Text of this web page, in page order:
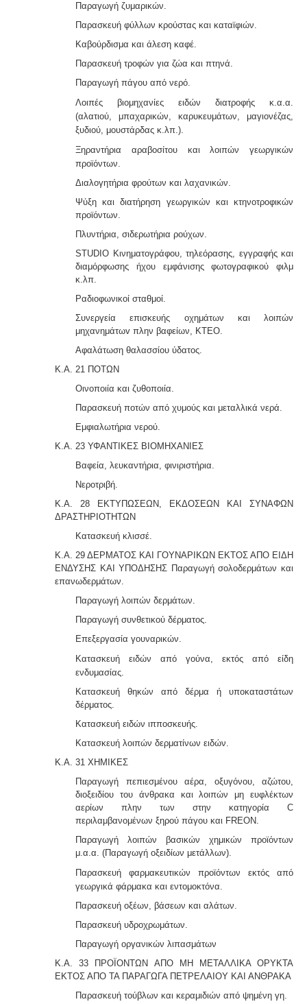
Παραγωγή ζυμαρικών.
Παρασκευή φύλλων κρούστας και καταϊφιών.
Καβούρδισμα και άλεση καφέ.
Παρασκευή τροφών για ζώα και πτηνά.
Παραγωγή πάγου από νερό.
Λοιπές βιομηχανίες ειδών διατροφής κ.α.α.
(αλατιού,
μπαχαρικών, καρυκευμάτων, μαγιονέζας,
ξυδιού, μουστάρδας κ.λπ.).
Ξηραντήρια αραβοσίτου και λοιπών γεωργικών
προϊόντων.
Διαλογητήρια φρούτων και λαχανικών.
Ψύξη και διατήρηση γεωργικών και κτηνοτροφικών
προϊόντων.
Πλυντήρια, σιδερωτήρια ρούχων.
STUDIO Κινηματογράφου, τηλεόρασης, εγγραφής και
διαμόρφωσης ήχου εμφάνισης φωτογραφικού φιλμ
κ.λπ.
Ραδιοφωνικοί σταθμοί.
Συνεργεία επισκευής οχημάτων και λοιπών
μηχανημάτωv πλην βαφείων, ΚΤΕΟ.
Αφαλάτωση θαλασσίου ύδατος.
Κ.Α. 21 ΠΟΤΩΝ
Οινοποιία και ζυθοποιία.
Παρασκευή ποτών από χυμούς και μεταλλικά νερά.
Εμφιαλωτήρια νερού.
Κ.Α. 23 ΥΦΑΝΤΙΚΕΣ ΒΙΟΜΗΧΑΝΙΕΣ
Βαφεία, λευκαντήρια, φινιριστήρια.
Νεροτριβή.
Κ.Α. 28 ΕΚΤΥΠΩΣΕΩΝ, ΕΚΔΟΣΕΩΝ ΚΑΙ ΣΥΝΑΦΩΝ
ΔΡΑΣΤΗΡΙΟΤΗΤΩΝ
Κατασκευή κλισσέ.
Κ.Α. 29 ΔΕΡΜΑΤΟΣ ΚΑΙ ΓΟΥΝΑΡΙΚΩΝ ΕΚΤΟΣ ΑΠΟ ΕΙΔΗ
ΕΝΔΥΣΗΣ ΚΑΙ ΥΠΟΔΗΣΗΣ Παραγωγή σολοδερμάτων και
επανωδερμάτων.
Παραγωγή λοιπών δερμάτων.
Παραγωγή συνθετικού δέρματος.
Επεξεργασία γουναρικών.
Κατασκευή ειδών από γούνα, εκτός από είδη
ενδυμασίας.
Κατασκευή θηκών από δέρμα ή υποκαταστάτων
δέρματος.
Κατασκευή ειδών ιπποσκευής.
Κατασκευή λοιπών δερματίνων ειδών.
Κ.Α. 31 ΧΗΜΙΚΕΣ
Παραγωγή πεπιεσμένου αέρα, οξυγόνου, αζώτου,
διοξειδίου του άνθρακα και λοιπών μη ευφλέκτων
αερίων πλην των στην κατηγορία C
περιλαμβανομένων ξηρού πάγου και FRΕON.
Παραγωγή λοιπών βασικών χημικών προϊόντων
μ.α.α. (Παραγωγή οξειδίων μετάλλων).
Παρασκευή φαρμακευτικών προϊόντων εκτός από
γεωργικά φάρμακα και εντομοκτόνα.
Παρασκευή οξέων, βάσεων και αλάτων.
Παρασκευή υδροχρωμάτων.
Παραγωγή οργανικών λιπασμάτων
Κ.Α. 33 ΠΡΟΪΟΝΤΩΝ ΑΠΟ ΜΗ ΜΕΤΑΛΛΙΚΑ ΟΡΥΚΤΑ
ΕΚΤΟΣ ΑΠΟ ΤΑ ΠΑΡΑΓΩΓΑ ΠΕΤΡΕΛΑΙΟΥ ΚΑΙ ΑΝΘΡΑΚΑ
Παρασκευή τούβλων και κεραμιδιών από ψημένη γη.